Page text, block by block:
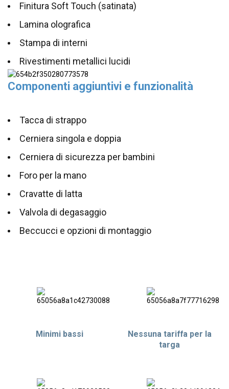
Finitura Soft Touch (satinata)
Lamina olografica
Stampa di interni
Rivestimenti metallici lucidi
Componenti aggiuntivi e funzionalità
Tacca di strappo
Cerniera singola e doppia
Cerniera di sicurezza per bambini
Foro per la mano
Cravatte di latta
Valvola di degasaggio
Beccucci e opzioni di montaggio
Minimi bassi
Nessuna tariffa per la
targa